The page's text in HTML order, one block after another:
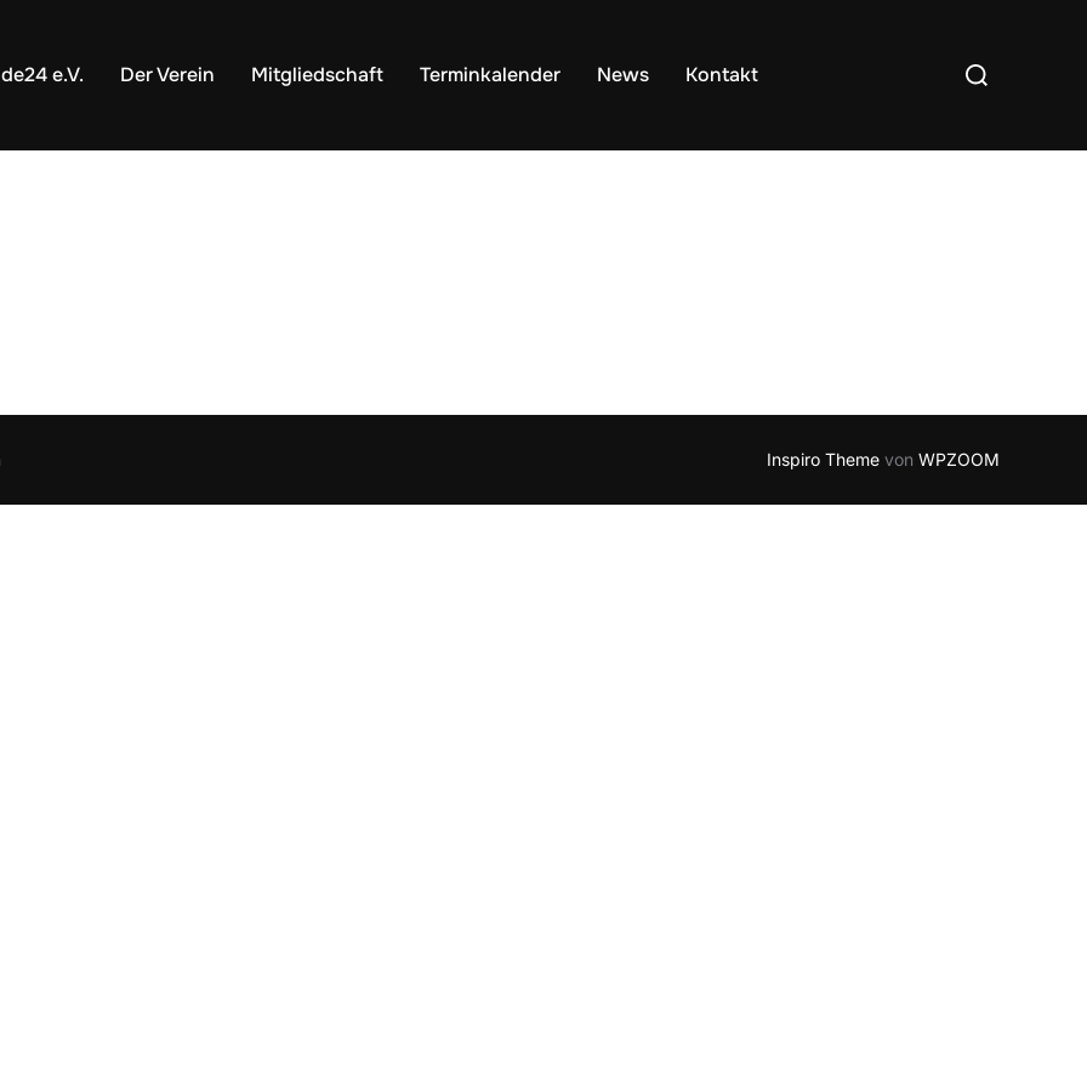
e.V. Der Verein Mitgliedschaft Terminkalender News Kontakt
Suchen
nach:
Inspiro Theme von WPZOOM